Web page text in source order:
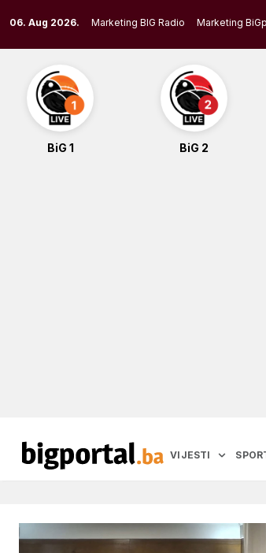
to
content
06. Aug 2026. Marketing BIG Radio Marketing
BiG 1 BiG 2
VIJESTI